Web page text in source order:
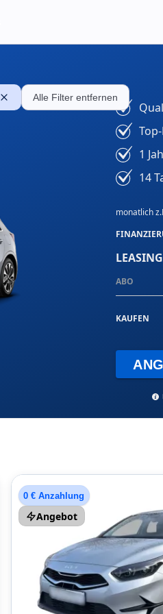
Alle Filter entfernen
1
14
monatlich
LEASING
ABO
KAUFEN
0 € Anzahlung
Angebot